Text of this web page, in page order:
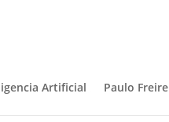
Artificial Paulo Freire